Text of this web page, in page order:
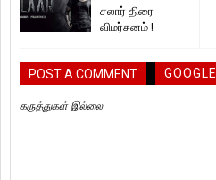
சலார் திரை
விமர்சனம் !
POST A COMMENT GOOGLE
கருத்துகள் இல்லை